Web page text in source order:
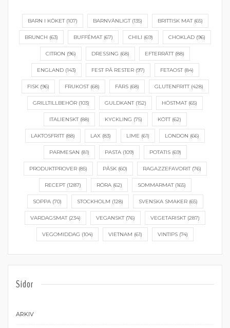
BARN I KÖKET(107) BARNVÄNLIGT(135) BRITTISK MAT(65)
BRUNCH (63) BUFFÉMAT(67) CHILI (69) CHOKLAD (96)
CITRON (96) DRESSING (68) EFTERRÄTT(88)
ENGLAND(143) FEST PÅ RESTER(97) FETAOST(84)
FISK(96) FRUKOST(68) FÄRS(68) GLUTENFRITT(428)
GRILLTILLBEHÖR (103) GULDKANT(152) HÖSTMAT(65)
ITALIENSKT(88) KYCKLING (75) KÖTT(62)
LAKTOSFRITT(88) LAX (83) LIME (61) LONDON (66)
PARMESAN (81) PASTA(109) POTATIS(69)
PRODUKTPROVER(85) PÅSK(60) RAGAZZEFAVORIT(76)
RECEPT(1287) RÖRA(62) SOMMARMAT(165)
SOPPA(70) STOCKHOLM (128) SVENSKA SMAKER(65)
VARDAGSMAT(234) VEGANSKT(76) VEGETARISKT(287)
VEGOMIDDAG (104) VIETNAM (61) VINTIPS (74)
Sidor
ARKIV